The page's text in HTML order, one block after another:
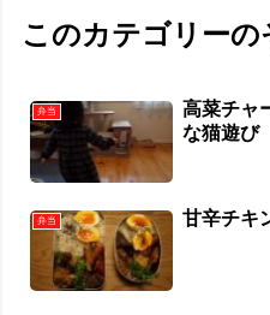
このカテゴリー
弁当
高菜チャ
な猫遊び
弁当 甘辛チキ